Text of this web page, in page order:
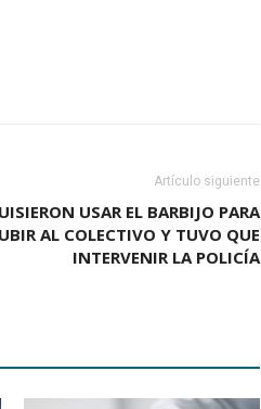
Artículo siguiente
USAR EL BARBIJO PARA
AL COLECTIVO Y TUVO QUE
INTERVENIR LA POLICÍA